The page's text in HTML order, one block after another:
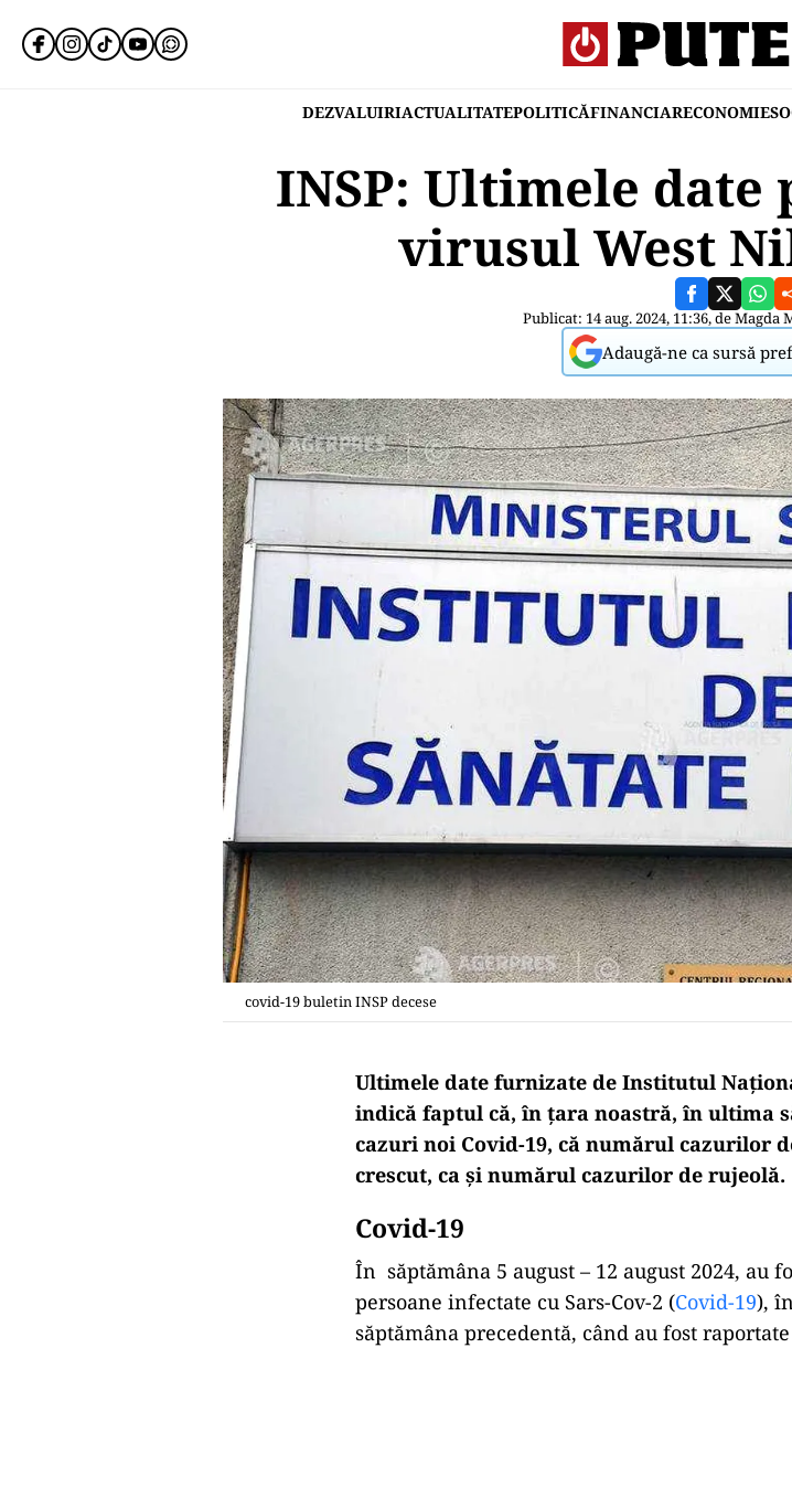
DEZVALUIRIACTUALITATEPOLITICĂFINANCIARECONOMIE
INSP: Ultimele date
virusul West
Publicat: 14 aug. 2024, 11:36, deMagda
Adaugă-ne ca sursă
covid-19 buletin INSP decese
Ultimele date furnizate de Institutul
indică faptul că, în țara noastră, în ultima
cazuri noi Covid-19, că numărul cazurilor
crescut, ca și numărul cazurilor de rujeolă.
Covid-19
În săptămâna 5 august – 12 august 2024, au
persoane infectate cu Sars-Cov-2 (Covid-19),
săptămâna precedentă, când au fost